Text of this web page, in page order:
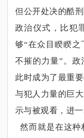
但公开处决的酷
政治仪式，比犯
够“在众目睽睽之
不摧的力量” 。政
此时成为了最重
与犯人力量的巨
示与被观看，进
然而就是在这种